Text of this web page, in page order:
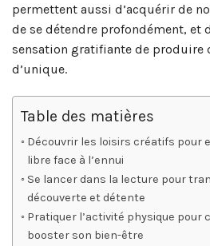
permettent aussi d’acquérir de
de se détendre profondément, et
sensation gratifiante de produire
d’unique.
Table des matières
Découvrir les loisirs créatifs pour
libre face à l’ennui
Se lancer dans la lecture pour
découverte et détente
Pratiquer l’activité physique pour
booster son bien-être